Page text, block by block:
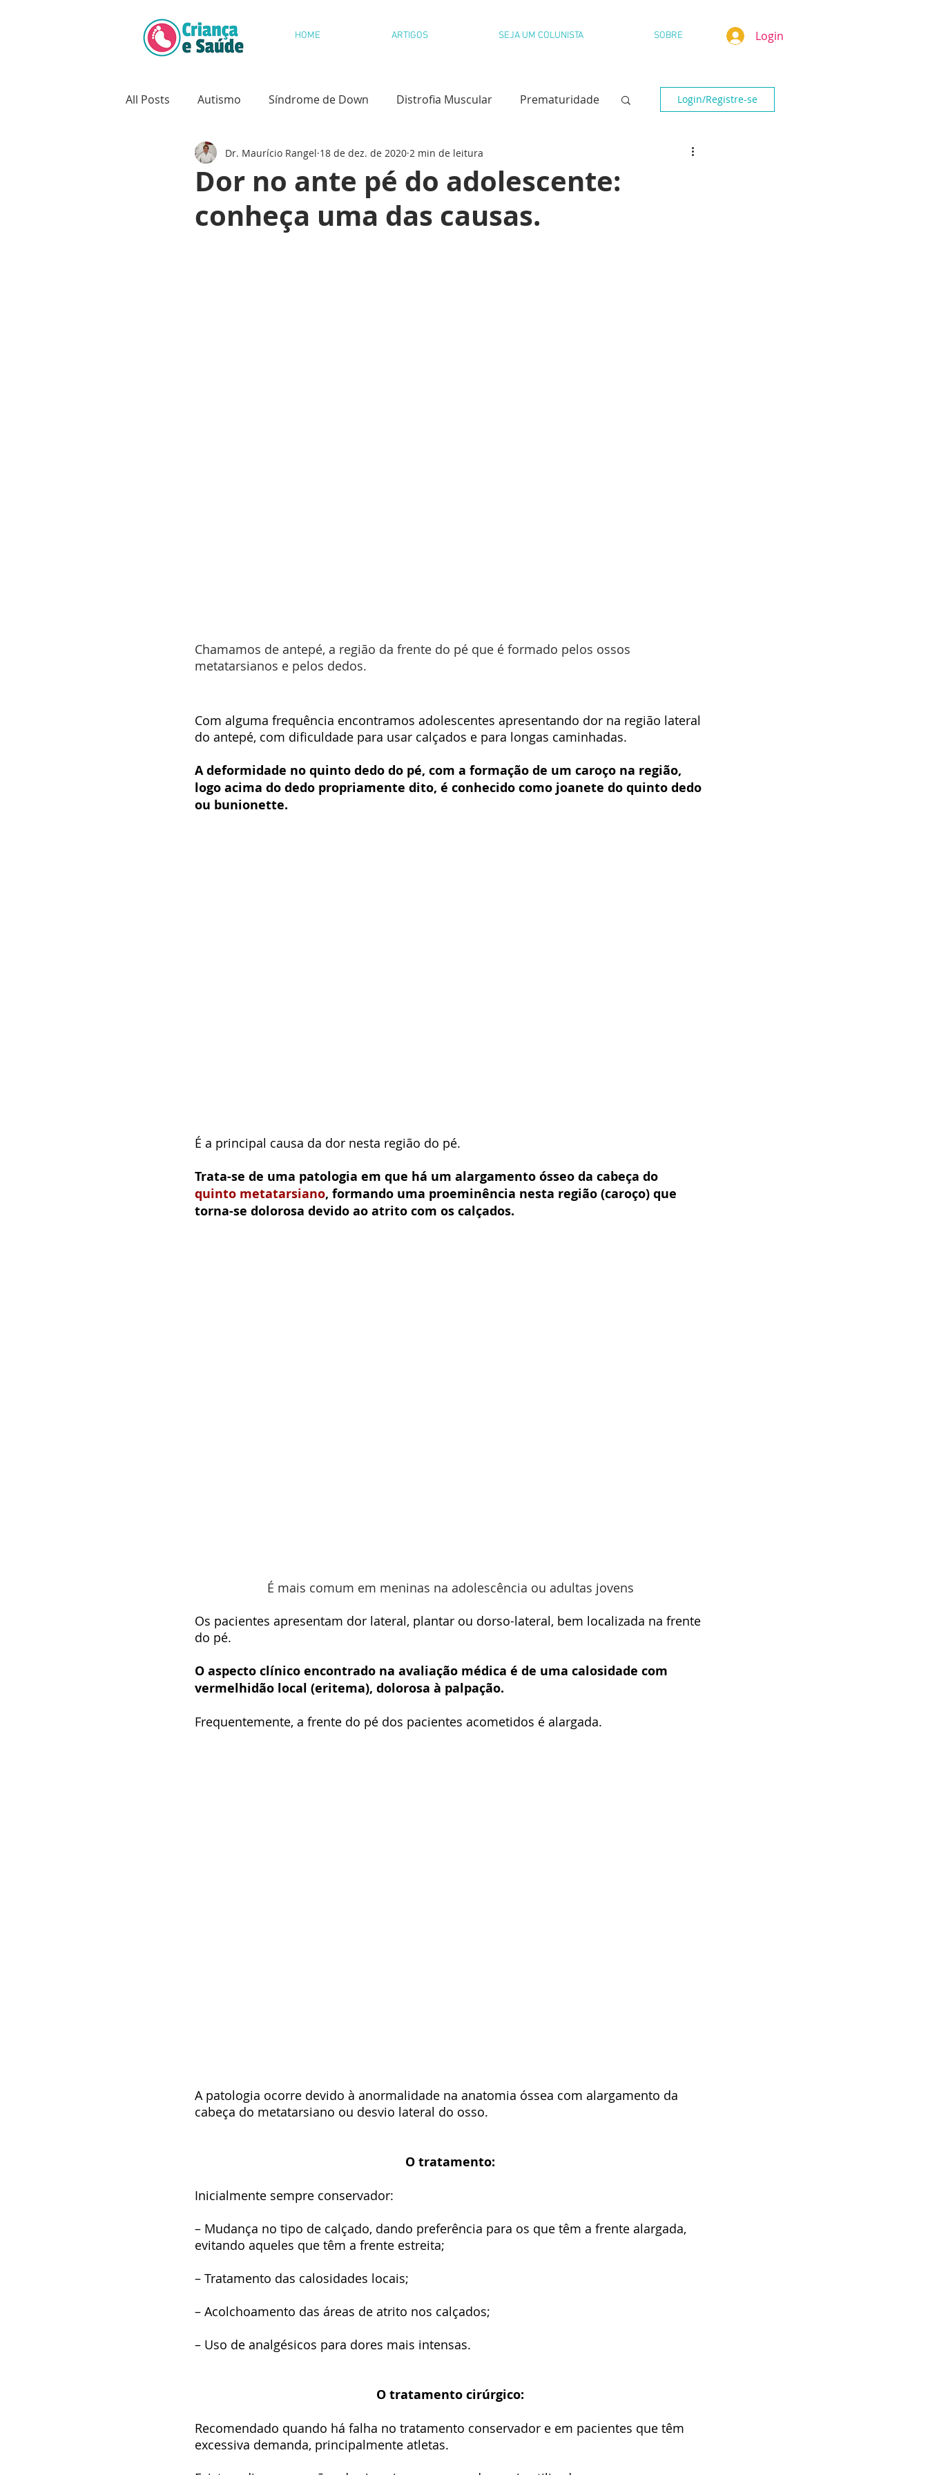
Login
HOME ARTIGOS SEJA UM COLUNISTA SOBRE
All Posts Autismo Síndrome de Down Distrofia Muscular Prematuridade
Saúde Oral Câncer Infantil Paralisia Cerebral Dislexia
Psicologia Infantil Desenvolvimento Infantil Desfralde Paralisia Cerebral
Login/Registre-se
Dor no ante pé do adolescente:
conheça uma das causas.
Dr. Maurício Rangel 18 de dez. de 2020 2 min de leitura
Chamamos de antepé, a região da frente do pé que é formado pelos ossos
metatarsianos e pelos dedos.
Com alguma frequência encontramos adolescentes apresentando dor na região lateral
do antepé, com dificuldade para usar calçados e para longas caminhadas.
A deformidade no quinto dedo do pé, com a formação de um caroço na região,
logo acima do dedo propriamente dito, é conhecido como joanete do quinto dedo
ou bunionette.
É a principal causa da dor nesta região do pé.
Trata-se de uma patologia em que há um alargamento ósseo da cabeça do
quinto metatarsiano, formando uma proeminência nesta região (caroço) que
torna-se dolorosa devido ao atrito com os calçados.
É mais comum em meninas na adolescência ou adultas jovens
Os pacientes apresentam dor lateral, plantar ou dorso-lateral, bem localizada na frente
do pé.
O aspecto clínico encontrado na avaliação médica é de uma calosidade com
vermelhidão local (eritema), dolorosa à palpação.
Frequentemente, a frente do pé dos pacientes acometidos é alargada.
A patologia ocorre devido à anormalidade na anatomia óssea com alargamento da
cabeça do metatarsiano ou desvio lateral do osso.
O tratamento:
Inicialmente sempre conservador:
– Mudança no tipo de calçado, dando preferência para os que têm a frente alargada,
evitando aqueles que têm a frente estreita;
– Tratamento das calosidades locais;
– Acolchoamento das áreas de atrito nos calçados;
– Uso de analgésicos para dores mais intensas.
O tratamento cirúrgico:
Recomendado quando há falha no tratamento conservador e em pacientes que têm
excessiva demanda, principalmente atletas.